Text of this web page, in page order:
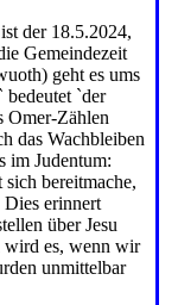
der 18.5.2024,
Gemeindezeit
geht es ums
bedeutet `der
Omer-Zählen
das Wachbleiben
im Judentum:
bereitmache,
erinnert
über Jesu
wird es, wenn wir
unmittelbar